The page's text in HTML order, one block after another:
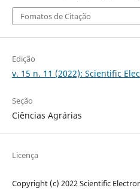
Fomatos de Citação
Edição
v. 15 n. 11 (2022): Scientific
Seção
Ciências Agrárias
Licença
Copyright (c) 2022 Scientific